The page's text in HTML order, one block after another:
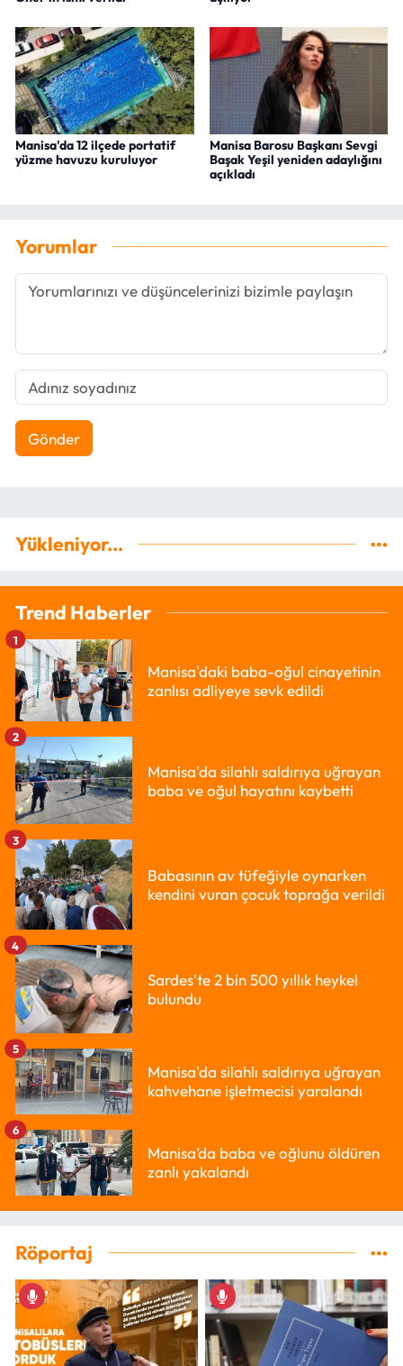
Manisa'da 12 ilçede portatif
yüzme havuzu kuruluyor
Manisa Barosu Başkanı Sevgi
Başak Yeşil yeniden adaylığını
açıkladı
Yorumlar
Gönder
Yükleniyor...
Trend Haberler
Manisa'daki baba-oğul cinayetinin
zanlısı adliyeye sevk edildi
1
Manisa'da silahlı saldırıya uğrayan
baba ve oğul hayatını kaybetti
2
Babasının av tüfeğiyle oynarken
kendini vuran çocuk toprağa verildi
3
Sardes'te 2 bin 500 yıllık heykel
bulundu
4
Manisa'da silahlı saldırıya uğrayan
kahvehane işletmecisi yaralandı
5
Manisa’da baba ve oğlunu öldüren
zanlı yakalandı
6
Röportaj